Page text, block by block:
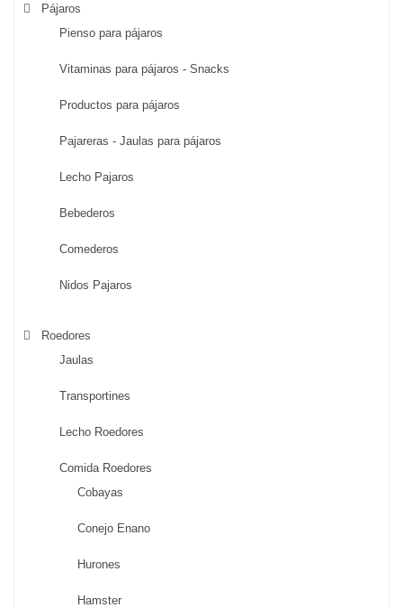
Pájaros
Pienso para pájaros
Vitaminas para pájaros - Snacks
Productos para pájaros
Pajareras - Jaulas para pájaros
Lecho Pajaros
Bebederos
Comederos
Nidos Pajaros
Roedores
Jaulas
Transportines
Lecho Roedores
Comida Roedores
Cobayas
Conejo Enano
Hurones
Hamster